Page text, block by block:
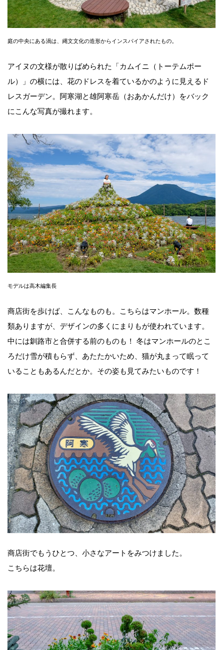
庭の中央にある渦は、縄文文化の造形からインスパイアされたもの。
アイヌの文様が散りばめられた「カムイニ（トーテムポー
ル）」の横には、花のドレスを着ているかのように見えるド
レスガーデン。阿寒湖と雄阿寒岳（おあかんだけ）をバック
にこんな写真が撮れます。
モデルは高木編集長
商店街を歩けば、こんなものも。こちらはマンホール。数種
類ありますが、デザインの多くにまりもが使われています。
中には釧路市と合併する前のものも！ 冬はマンホールのとこ
ろだけ雪が積もらず、あたたかいため、猫が丸まって眠って
いることもあるんだとか。その姿も見てみたいものです！
商店街でもうひとつ、小さなアートをみつけました。
こちらは花壇。